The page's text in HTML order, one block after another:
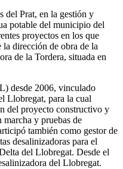
del Prat, en la gestión y
potable del municipio del
proyectos en los que
dirección de obra de la
de la Tordera, situada en
desde 2006, vinculado
Llobregat, para la cual
del proyecto constructivo y
marcha y pruebas de
también como gestor de
desalinizadoras para el
del Llobregat. Desde el
del Llobregat.